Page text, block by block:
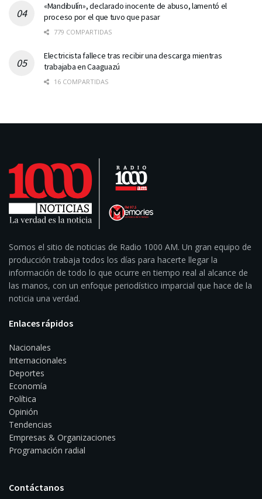
«Mandibulín», declarado inocente de abuso, lamentó el
proceso por el que tuvo que pasar
779 COMPARTIDAS
Electricista fallece tras recibir una descarga mientras
trabajaba en Caaguazú
16 COMPARTIDAS
Somos el sitio de noticias de Radio 1000 AM. Un gran equipo de
producción trabaja todos los días para hacerte llegar la
información de todo lo que ocurre en tiempo real al alcance de
las manos, con un enfoque periodístico imparcial que hace de la
noticia una verdad.
Enlaces rápidos
Nacionales
Internacionales
Deportes
Economía
Política
Opinión
Tendencias
Empresas & Organizaciones
Programación radial
Contáctanos